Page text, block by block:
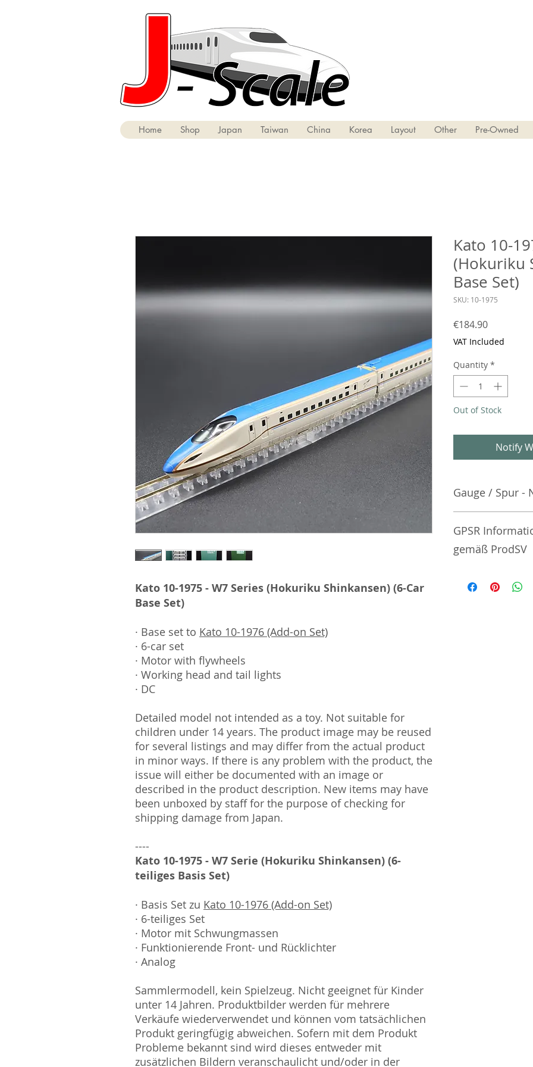
Home Shop Japan Taiwan China Korea Layout Other Pre-Owned
Kato 10-1975 - W7 Series (Hokuriku Shinkansen) (6-Car
Base Set)
· Base set to Kato 10-1976 (Add-on Set)
· 6-car set
· Motor with flywheels
· Working head and tail lights
· DC
Detailed model not intended as a toy. Not suitable for
children under 14 years. The product image may be reused
for several listings and may differ from the actual product
in minor ways. If there is any problem with the product, the
issue will either be documented with an image or
described in the product description. New items may have
been unboxed by staff for the purpose of checking for
shipping damage from Japan.
----
Kato 10-1975 - W7 Serie (Hokuriku Shinkansen) (6-
teiliges Basis Set)
· Basis Set zu Kato 10-1976 (Add-on Set)
· 6-teiliges Set
· Motor mit Schwungmassen
· Funktionierende Front- und Rücklichter
· Analog
Sammlermodell, kein Spielzeug. Nicht geeignet für Kinder
unter 14 Jahren. Produktbilder werden für mehrere
Verkäufe wiederverwendet und können vom tatsächlichen
Produkt geringfügig abweichen. Sofern mit dem Produkt
Probleme bekannt sind wird dieses entweder mit
zusätzlichen Bildern veranschaulicht und/oder in der
Kato 10-
(Hokuriku
Base Set)
SKU: 10-1975
€184.90Price
VAT Included
Quantity *
Out of Stock
Notify
Gauge / Spur -
GPSR
gemäß ProdSV
Manufacturer /